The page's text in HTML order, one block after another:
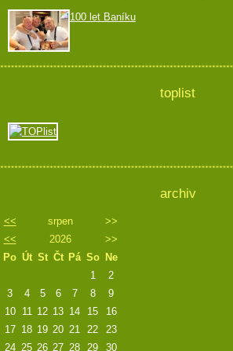
100 let Baníku
toplist
archiv
<< srpen
>>
<<
2026
>>
Po Út St Čt Pá So Ne
1
2
3
4 5 6 7 8
9
10
11 12 13 14 15
16
17 18 19 20 21 22
23
24 25 26 27 28 29 30